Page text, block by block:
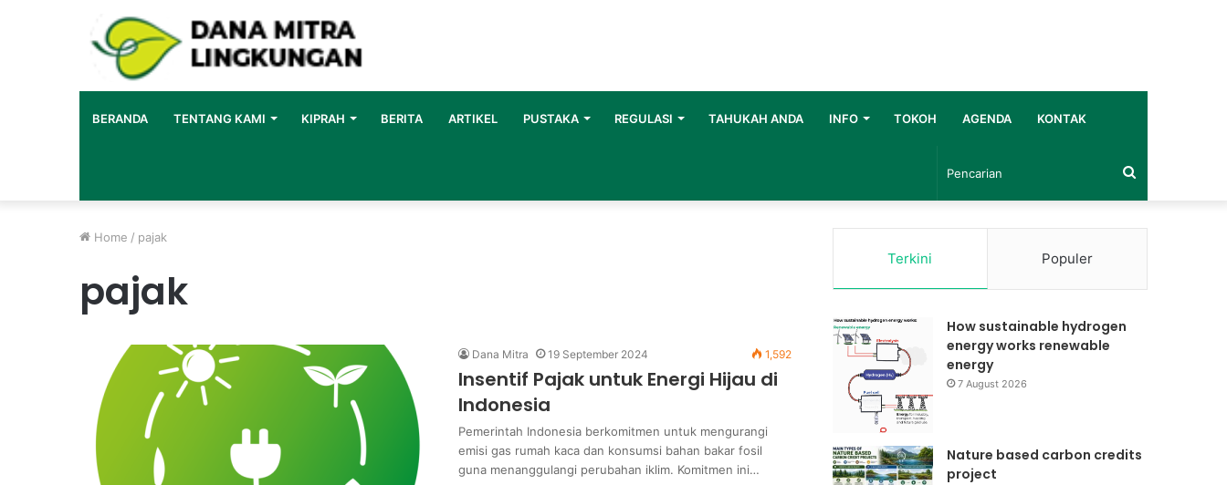
BERANDA TENTANG KAMI KIPRAH BERITA ARTIKEL PUSTAKA REGULASI TAHUKAH ANDA INFO TOKOH AGENDA KONTAK
Pencarian
Home / pajak
pajak
Dana Mitra 19 September 2024 1,592
Insentif Pajak untuk Energi Hijau di
Indonesia
Pemerintah Indonesia berkomitmen untuk mengurangi
emisi gas rumah kaca dan konsumsi bahan bakar fosil
guna menanggulangi perubahan iklim. Komitmen ini…
Terkini Populer
How sustainable hydrogen
energy works renewable
energy
7 August 2026
Nature based carbon credits
project